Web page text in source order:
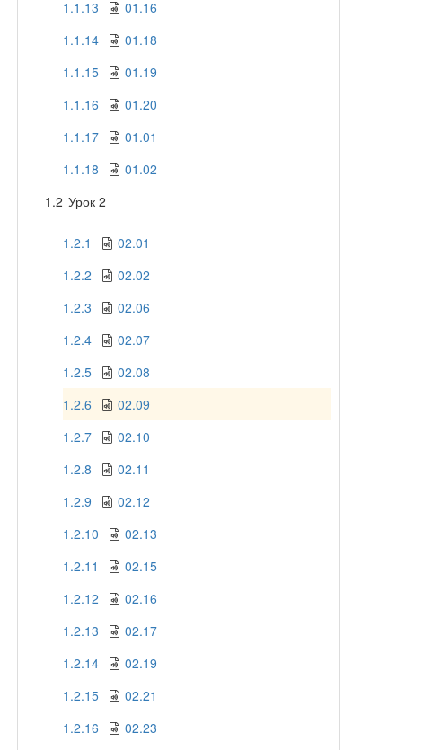
1.1.13
01.16
1.1.14
01.18
1.1.15
01.19
1.1.16
01.20
1.1.17
01.01
1.1.18
01.02
1.2 Урок 2
1.2.1
02.01
1.2.2
02.02
1.2.3
02.06
1.2.4
02.07
1.2.5
02.08
1.2.6
02.09
1.2.7
02.10
1.2.8
02.11
1.2.9
02.12
1.2.10
02.13
1.2.11
02.15
1.2.12
02.16
1.2.13
02.17
1.2.14
02.19
1.2.15
02.21
1.2.16
02.23